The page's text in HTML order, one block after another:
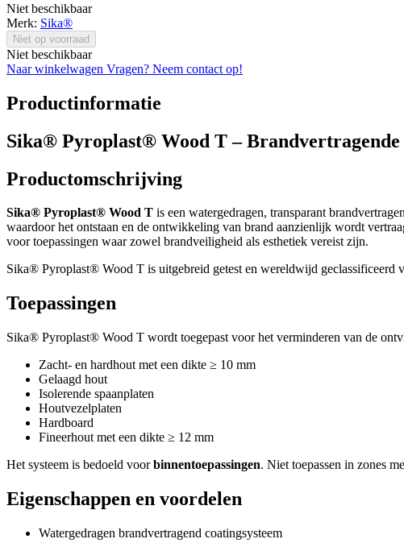
Niet beschikbaar
Merk: Sika®
Niet op voorraad
Niet beschikbaar
Naar winkelwagen Vragen? Neem contact op!
Productinformatie
Sika® Pyroplast® Wood T –
Productomschrijving
Sika® Pyroplast® Wood T is een watergedragen, transparant
waardoor het ontstaan en de ontwikkeling van brand aanzienlijk wordt
voor toepassingen waar zowel brandveiligheid als esthetiek vereist zijn.
Sika® Pyroplast® Wood T is uitgebreid getest en wereldwijd geclassificeerd
Toepassingen
Sika® Pyroplast® Wood T wordt toegepast voor het verminderen van de
Zacht- en hardhout met een dikte ≥ 10 mm
Gelaagd hout
Isolerende spaanplaten
Houtvezelplaten
Hardboard
Fineerhout met een dikte ≥ 12 mm
Het systeem is bedoeld voorbinnentoepassingen. Niet toepassen in zones
Eigenschappen en voordelen
Watergedragen brandvertragend coatingsysteem